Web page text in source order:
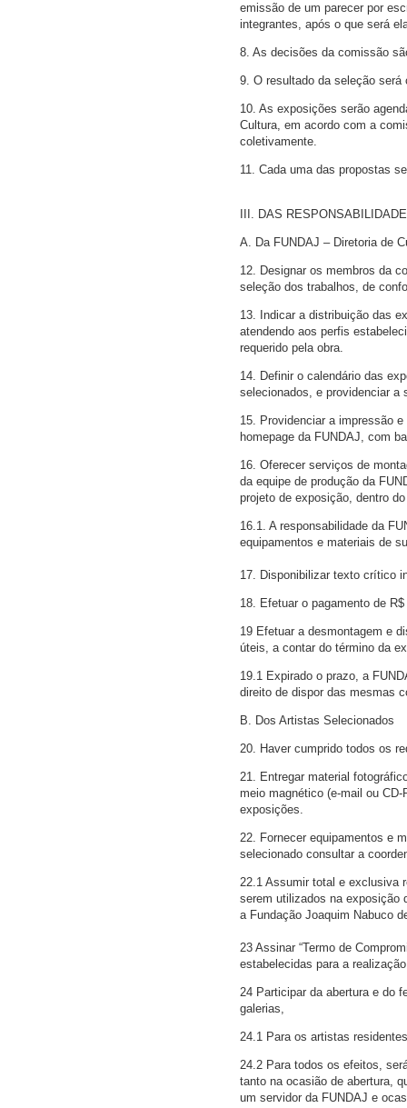
emissão de um parecer por
integrantes, após o que será
8. As decisões da comissão
9. O resultado da seleção
10. As exposições serão
Cultura, em acordo com a
coletivamente.
11. Cada uma das propostas
III. DAS
A. Da FUNDAJ – Diretoria de
12. Designar os membros da
seleção dos trabalhos, de
13. Indicar a distribuição das
atendendo aos perfis
requerido pela obra.
14. Definir o calendário das
selecionados, e providenciar a
15. Providenciar a impressão
homepage da FUNDAJ, com
16. Oferecer serviços de
da equipe de produção da
projeto de exposição, dentro
16.1. A responsabilidade da
equipamentos e materiais de
17. Disponibilizar texto crítico
18. Efetuar o pagamento de
19 Efetuar a desmontagem e
úteis, a contar do término da
19.1 Expirado o prazo, a
direito de dispor das mesmas
B. Dos Artistas Selecionados
20. Haver cumprido todos os
21. Entregar material
meio magnético (e-mail ou
exposições.
22. Fornecer equipamentos e
selecionado consultar a
22.1 Assumir total e exclusiva
serem utilizados na exposição
a Fundação Joaquim Nabuco
23 Assinar “Termo de
estabelecidas para a
24 Participar da abertura e do
galerias,
24.1 Para os artistas
24.2 Para todos os efeitos,
tanto na ocasião de abertura,
um servidor da FUNDAJ e